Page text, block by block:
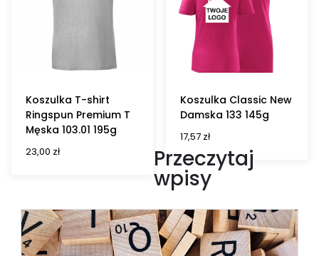
Koszulka T-shirt
Ringspun Premium T
Męska 103.01 195g
23,00 zł
Koszulka Classic New
Damska 133 145g
17,57 zł
Przeczytaj
wpisy